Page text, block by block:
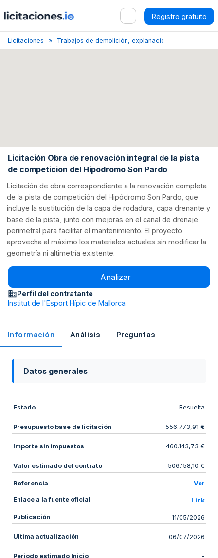
Registro gratuito
Licitaciones Trabajos de demolición, explanación y limpieza del
Licitación Obra de renovación integral de la pista
de competición del Hipódromo Son Pardo
Licitación de obra correspondiente a la renovación completa
de la pista de competición del Hipódromo Son Pardo, que
incluye la sustitución de la capa de rodadura, capa drenante y
base de la pista, junto con mejoras en el canal de drenaje
perimetral para facilitar el mantenimiento. El proyecto
aprovecha al máximo los materiales actuales sin modificar la
geometría ni altimetría existente.
Analizar
Perfil del contratante
Institut de l'Esport Hípic de Mallorca
Información Análisis Preguntas
Datos generales
Estado Resuelta
Presupuesto base de licitación 556.773,91 €
Importe sin impuestos 460.143,73 €
Valor estimado del contrato 506.158,10 €
Referencia Ver
Enlace a la fuente oficial Link
Publicación 11/05/2026
Ultima actualización 06/07/2026
Periodo estimado Inicio -